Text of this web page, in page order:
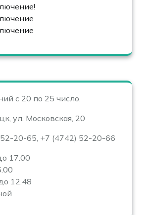
с 20 по 25 число.
ул. Московская, 20
20-65, +7 (4742) 52-20-66
17.00
12.48